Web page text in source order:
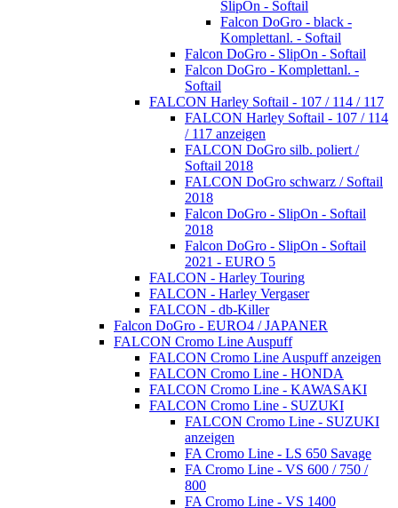
SlipOn - Softail
Falcon DoGro - black -
Komplettanl. - Softail
Falcon DoGro - SlipOn - Softail
Falcon DoGro - Komplettanl. -
Softail
FALCON Harley Softail - 107 / 114 / 117
FALCON Harley Softail - 107 / 114
/ 117 anzeigen
FALCON DoGro silb. poliert /
Softail 2018
FALCON DoGro schwarz / Softail
2018
Falcon DoGro - SlipOn - Softail
2018
Falcon DoGro - SlipOn - Softail
2021 - EURO 5
FALCON - Harley Touring
FALCON - Harley Vergaser
FALCON - db-Killer
Falcon DoGro - EURO4 / JAPANER
FALCON Cromo Line Auspuff
FALCON Cromo Line Auspuff anzeigen
FALCON Cromo Line - HONDA
FALCON Cromo Line - KAWASAKI
FALCON Cromo Line - SUZUKI
FALCON Cromo Line - SUZUKI
anzeigen
FA Cromo Line - LS 650 Savage
FA Cromo Line - VS 600 / 750 /
800
FA Cromo Line - VS 1400